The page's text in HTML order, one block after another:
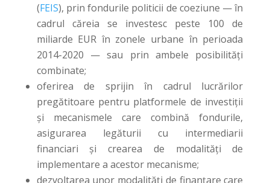
(FEIS), prin fondurile politicii de coeziune — în
cadrul căreia se investesc peste 100 de
miliarde EUR în zonele urbane în perioada
2014-2020 — sau prin ambele posibilități
combinate;
oferirea de sprijin în cadrul lucrărilor
pregătitoare pentru platformele de investiții
și mecanismele care combină fondurile,
asigurarea legăturii cu intermediarii
financiari și crearea de modalități de
implementare a acestor mecanisme;
dezvoltarea unor modalități de finanțare care